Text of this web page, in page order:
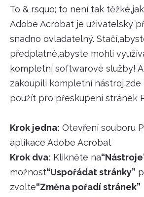
To & rsquo; to není tak
Adobe Acrobat je uživatelsky
snadno ovladatelný.
předplatné,abyste mohli
kompletní softwarové služby!
zakoupili kompletní nástroj,zde
použít pro přeskupení stránek
Krok jedna: Otevření souboru
aplikace Adobe Acrobat
Krok dva: Klikněte na
možnost“Uspořádat stránky”
zvolte“Změna pořadí stránek”